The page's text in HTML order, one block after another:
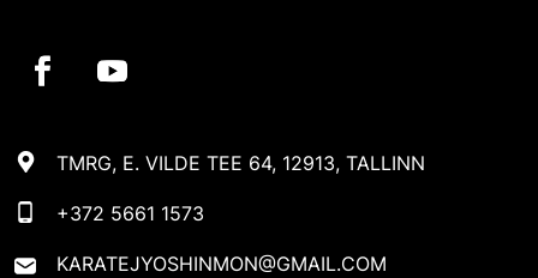
TMRG, E. VILDE TEE 64, 12913, TALLINN
+372 5661 1573
KARATEJYOSHINMON@GMAIL.COM